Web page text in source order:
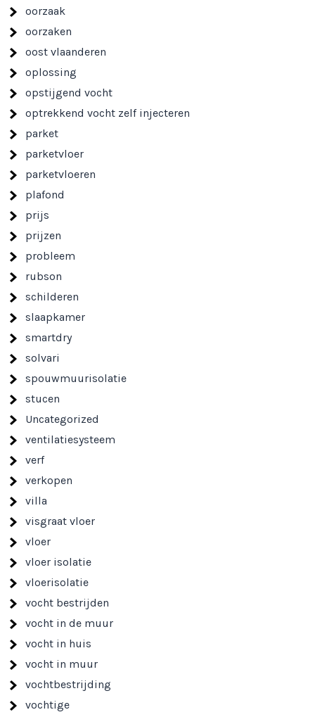
oorzaak
oorzaken
oost vlaanderen
oplossing
opstijgend vocht
optrekkend vocht zelf injecteren
parket
parketvloer
parketvloeren
plafond
prijs
prijzen
probleem
rubson
schilderen
slaapkamer
smartdry
solvari
spouwmuurisolatie
stucen
Uncategorized
ventilatiesysteem
verf
verkopen
villa
visgraat vloer
vloer
vloer isolatie
vloerisolatie
vocht bestrijden
vocht in de muur
vocht in huis
vocht in muur
vochtbestrijding
vochtige